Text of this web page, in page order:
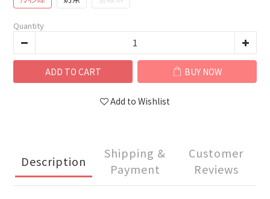
Quantity
ADD TO CART BUY NOW
Add to Wishlist
Description
Shipping &
Payment
Customer
Reviews